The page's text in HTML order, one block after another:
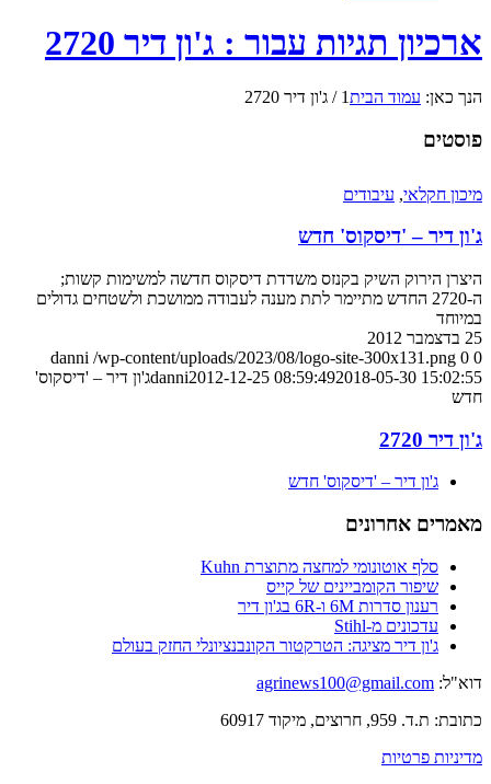
ארכיון תגיות עבור : ג'ון דיר 2720
הנך כאן: עמוד הבית1
/ ג'ון דיר 2720
פוסטים
מיכון חקלאי, עיבודים
ג'ון דיר – 'דיסקוס' חדש
היצרן הירוק השיק בקנזס משדדת דיסקוס חדשה למשימות קשות;
ה-2720 החדש מתיימר לתת מענה לעבודה ממושכת ולשטחים גדולים
במיוחד
25 בדצמבר 2012
0
0
danni /wp-content/uploads/2023/08/logo-site-300x131.png
danni2012-12-25 08:59:492018-05-30 15:02:55
ג'ון דיר – 'דיסקוס'
חדש
ג'ון דיר 2720
ג'ון דיר – 'דיסקוס' חדש
מאמרים אחרונים
סלף אוטונומי למחצה מתוצרת Kuhn
שיפור הקומביינים של קייס
רענון סדרות 6M ו-6R בג'ון דיר
עדכונים מ-Stihl
ג'ון דיר מציגה: הטרקטור הקונבנציונלי החזק בעולם
דוא"ל: agrinews100@gmail.com
כתובת: ת.ד. 959, חרוצים, מיקוד 60917
מדיניות פרטיות